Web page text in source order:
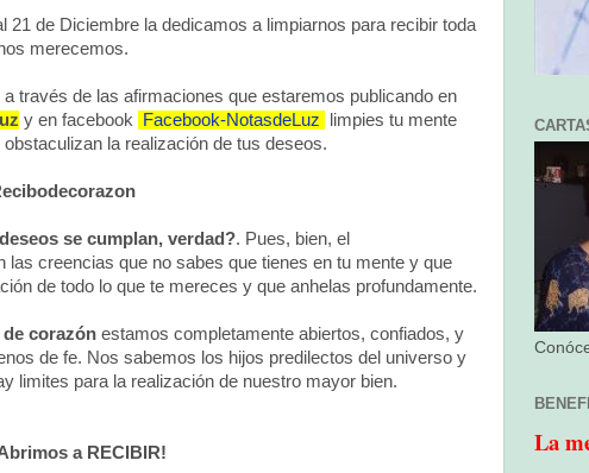
21 de Diciembre la dedicamos a limpiarnos para recibir toda
merecemos.
a través de las afirmaciones que estaremos publicando en
y en facebook Facebook-NotasdeLuz
limpies tu mente
la realización de tus deseos.
se cumplan, verdad?. Pues, bien, el
las creencias que no sabes que tienes en tu mente y que
de todo lo que te mereces y que anhelas profundamente.
corazón estamos completamente abiertos, confiados, y
de fe. Nos sabemos los hijos predilectos del universo y
limites para la realización de nuestro mayor bien.
a RECIBIR! La